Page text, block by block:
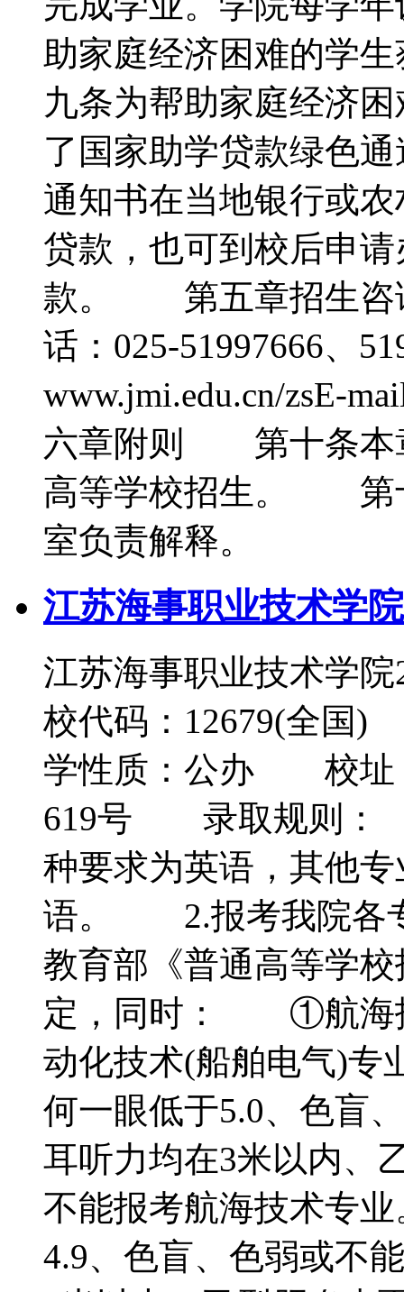
助家庭经济困难的学
九条为帮助家庭经济
了国家助学贷款绿色
通知书在当地银行或
贷款，也可到校后申
款。 第五章招生咨
话：025-51997666
www.jmi.edu.cn/zsE-
六章附则 第十条本
高等学校招生。 第
室负责解释。
江苏海事职业技术学
江苏海事职业技术学
校代码：12679(全
学性质：公办 校址
619号 录取规则：
种要求为英语，其他
语。 2.报考我院各
教育部《普通高等学
定，同时： ①航海技
动化技术(船舶电气)
何一眼低于5.0、色盲
耳听力均在3米以内、
不能报考航海技术专
4.9、色盲、色弱或不